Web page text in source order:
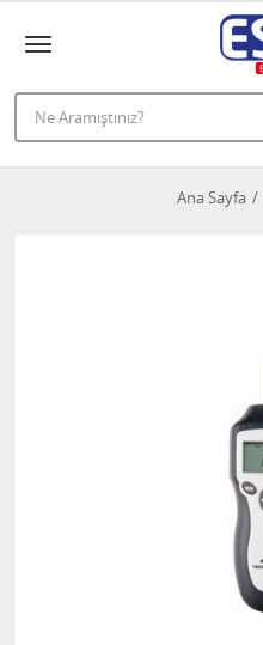
Ana Sayfa